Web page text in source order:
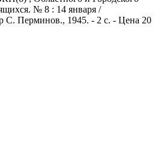
№ 8 : 14 января /
С. Перминов., 1945. - 2 с. - Цена 20